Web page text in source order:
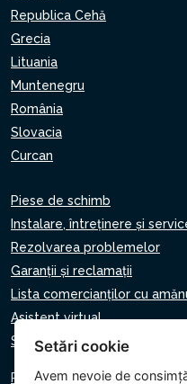
Republica Cehă
Grecia
Lituania
Muntenegru
România
Slovacia
Curcan
Piese de schimb
Instalare, întreținere și
Rezolvarea problemelor
Garanții și reclamații
Lista comercianților cu
Asistent virtual
Scrie-ne
Politica de confidențialitate
Setări cookie
Avem nevoie de